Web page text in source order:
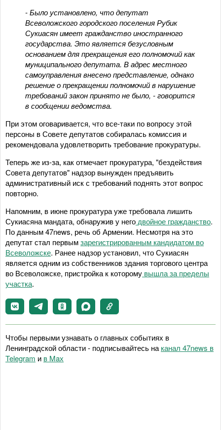
- Было установлено, что депутат
Всеволожского городского поселения Рубик
Сукиасян имеет гражданство иностранного
государства. Это является безусловным
основанием для прекращения его полномочий как
муниципального депутата. В адрес местного
самоуправления внесено представление, однако
решение о прекращении полномочий в нарушение
требований закон принято не было, - говорится
в сообщении ведомства.
При этом оговаривается, что все-таки по вопросу этой
персоны в Совете депутатов собиралась комиссия и
рекомендовала удовлетворить требование прокуратуры.
Теперь же из-за, как отмечает прокуратура, "бездействия
Совета депутатов" надзор вынужден предъявить
административный иск с требований поднять этот вопрос
повторно.
Напомним, в июне прокуратура уже требовала лишить
Сукиасяна мандата, обнаружив у него двойное гражданство.
По данным 47news, речь об Армении. Несмотря на это
депутат стал первымзарегистрированным кандидатом во
Всеволожске. Ранее надзор установил, что Сукиасян
является одним из собственников здания торгового центра
во Всеволожске, пристройка к которому вышла за пределы
участка.
Чтобы первыми узнавать о главных событиях в
Ленинградской области - подписывайтесь на канал 47news в
Telegram и в Maх